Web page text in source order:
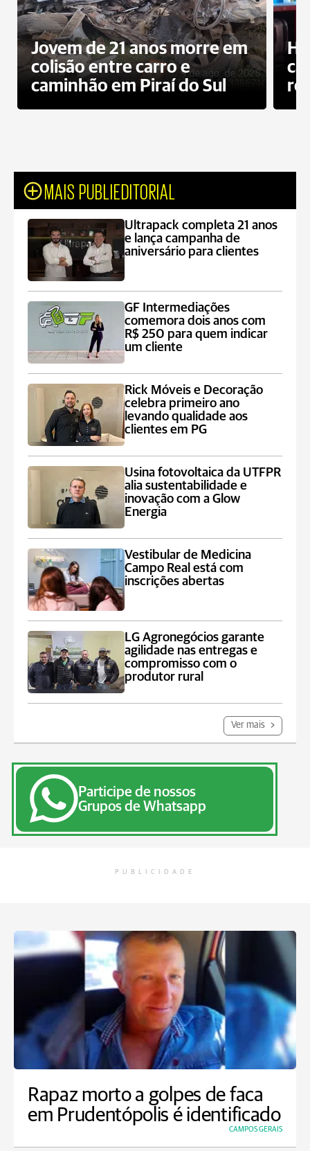
Jovem de 21 anos morre em
colisão entre carro e
caminhão em Piraí do Sul
MAIS PUBLIEDITORIAL
Ultrapack completa 21 anos
e lança campanha de
aniversário para clientes
GF Intermediações
comemora dois anos com
R$ 250 para quem indicar
um cliente
Rick Móveis e Decoração
celebra primeiro ano
levando qualidade aos
clientes em PG
Usina fotovoltaica da UTFPR
alia sustentabilidade e
inovação com a Glow
Energia
Vestibular de Medicina
Campo Real está com
inscrições abertas
LG Agronegócios garante
agilidade nas entregas e
compromisso com o
produtor rural
Ver mais
Participe de nossos
Grupos de Whatsapp
PUBLICIDADE
Rapaz morto a golpes de faca
em Prudentópolis é identificado
CAMPOS GERAIS